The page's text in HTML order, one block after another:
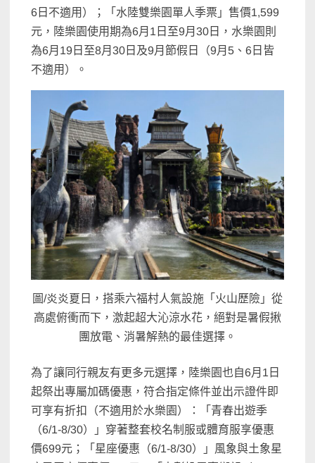
6日不適用）；「水陸雙樂園單人季票」售價1,599
元，陸樂園使用期為6月1日至9月30日，水樂園則
為6月19日至8月30日及9月節假日（9月5、6日皆
不適用）。
圖/炎炎夏日，搭乘六福村人氣設施「火山歷險」從
高處俯衝而下，激起超大沁涼水花，絕對是暑假揪
團放電、消暑解熱的最佳選擇。
為了讓同行親友有更多元選擇，陸樂園也自6月1日
起祭出專屬加碼優惠，符合指定條件並出示證件即
可享有折扣（不適用於水樂園）：「青春出遊季
（6/1-8/30）」穿著整套校名制服或體育服享優惠
價699元；「星座優惠（6/1-8/30）」風象與土象星